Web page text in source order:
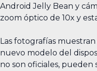
Android Jelly Bean y
zoom óptico de 10x y
Las fotografías
nuevo modelo del
no son oficiales, pueden